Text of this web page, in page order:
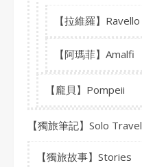
【拉維羅】Ravello
【阿瑪菲】Amalfi
【龐貝】Pompeii
【獨旅筆記】Solo Travel
【獨旅故事】Stories